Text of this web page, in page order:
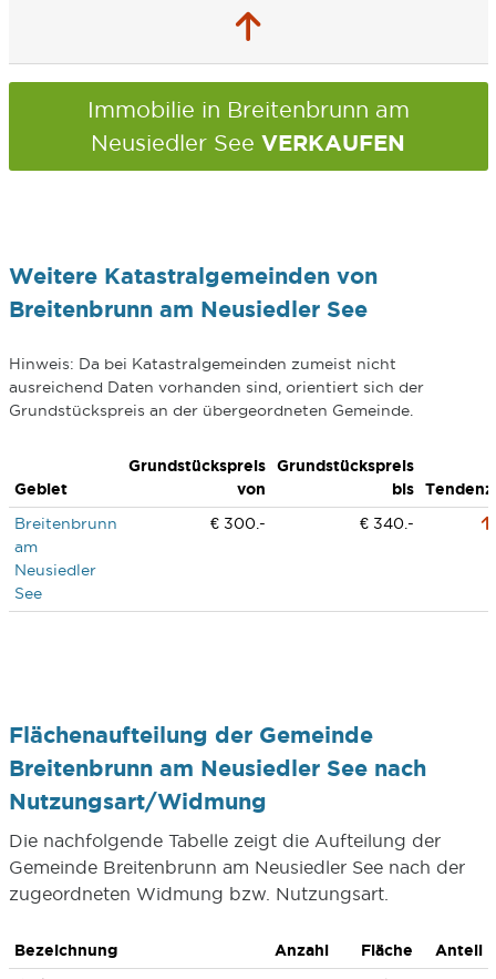
Immobilie in Breitenbrunn am
Neusiedler See VERKAUFEN
Weitere Katastralgemeinden von
Breitenbrunn am Neusiedler See
Hinweis: Da bei Katastralgemeinden zumeist nicht
ausreichend Daten vorhanden sind, orientiert sich der
Grundstückspreis an der übergeordneten Gemeinde.
Gebiet
Grundstückspreis
von
Grundstückspreis
bis
Tendenz
Breitenbrunn
am
Neusiedler
See
€ 300.- € 340.-
Flächenaufteilung der Gemeinde
Breitenbrunn am Neusiedler See nach
Nutzungsart/Widmung
Die nachfolgende Tabelle zeigt die Aufteilung der
Gemeinde Breitenbrunn am Neusiedler See nach der
zugeordneten Widmung bzw. Nutzungsart.
Bezeichnung Anzahl Fläche
Anteil